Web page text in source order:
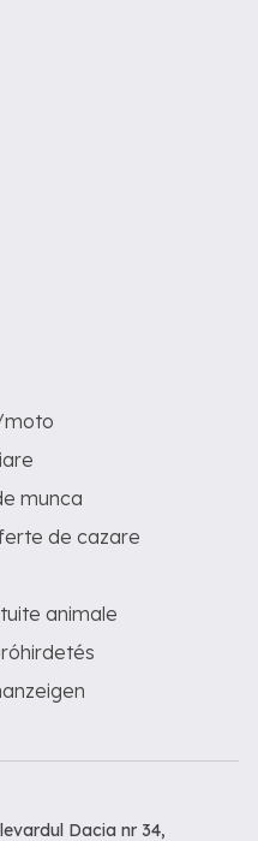
moto
munca
de cazare
animale
Dacia nr 34,